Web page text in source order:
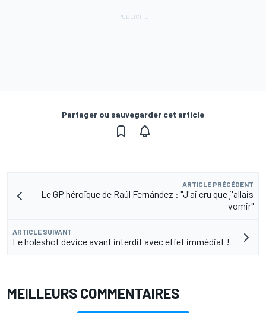
Partager ou sauvegarder cet article
ARTICLE PRÉCÉDENT
Le GP héroïque de Raúl Fernández : "J'ai cru que j'allais
vomir"
ARTICLE SUIVANT
Le holeshot device avant interdit avec effet immédiat !
MEILLEURS COMMENTAIRES